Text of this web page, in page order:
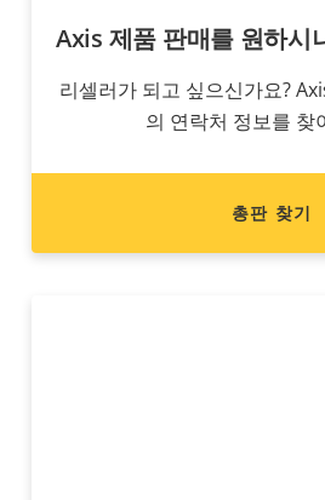
Axis 제품 판매를 원하시
리셀러가 되고 싶으신가요?
의 연락처 정보를 찾
총판 찾기